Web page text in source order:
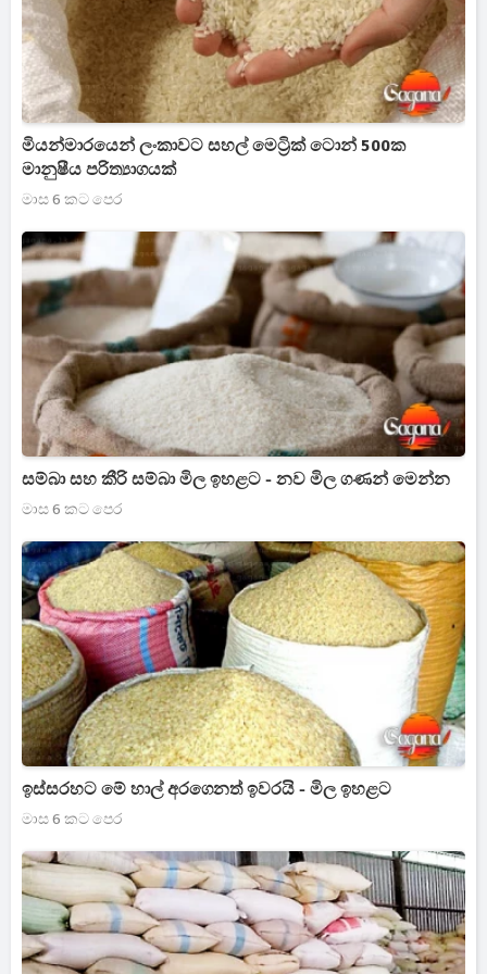
මියන්මාරයෙන් ලංකාවට සහල් මෙට්‍රික් ටොන් 500ක
මානුෂීය පරිත්‍යාගයක්
මාස 6 කට පෙර
සම්බා සහ කීරි සම්බා මිල ඉහළට - නව මිල ගණන් මෙන්න
මාස 6 කට පෙර
ඉස්සරහට මේ හාල් අරගෙනත් ඉවරයි - මිල ඉහළට
මාස 6 කට පෙර